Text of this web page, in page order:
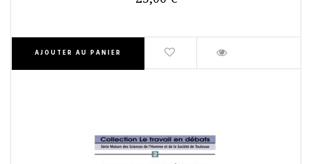
AJOUTER AU PANIER